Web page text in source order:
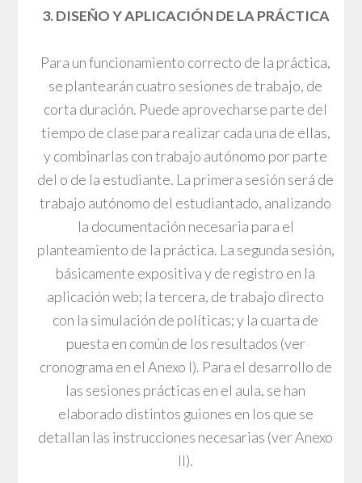
3. DISEÑO Y APLICACIÓN DE LA PRÁCTICA
Para un funcionamiento correcto de la práctica,
se plantearán cuatro sesiones de trabajo, de
corta duración. Puede aprovecharse parte del
tiempo de clase para realizar cada una de ellas,
y combinarlas con trabajo autónomo por parte
del o de la estudiante. La primera sesión será de
trabajo autónomo del estudiantado, analizando
la documentación necesaria para el
planteamiento de la práctica. La segunda sesión,
básicamente expositiva y de registro en la
aplicación web; la tercera, de trabajo directo
con la simulación de políticas; y la cuarta de
puesta en común de los resultados (ver
cronograma en el Anexo I). Para el desarrollo de
las sesiones prácticas en el aula, se han
elaborado distintos guiones en los que se
detallan las instrucciones necesarias (ver Anexo
II).